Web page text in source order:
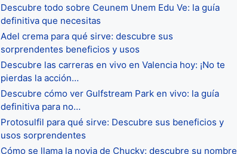
Descubre todo sobre Ceunem Unem Edu Ve: la guía
definitiva que necesitas
Adel crema para qué sirve: descubre sus
sorprendentes beneficios y usos
Descubre las carreras en vivo en Valencia hoy: ¡No te
pierdas la acción…
Descubre cómo ver Gulfstream Park en vivo: la guía
definitiva para no…
Protosulfil para qué sirve: Descubre sus beneficios y
usos sorprendentes
Cómo se llama la novia de Chucky: descubre su nombre